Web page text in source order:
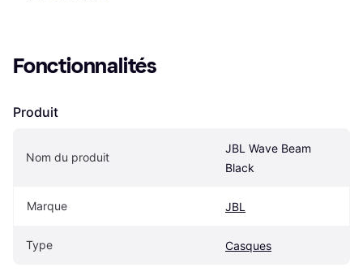
Fonctionnalités
Produit
Nom du produit
JBL Wave Beam
Black
Marque JBL
Type Casques